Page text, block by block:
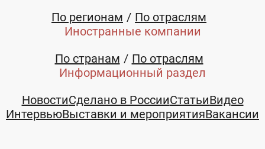
По регионам
По отраслям
Иностранные компании
По странам
По отраслям
Информационный раздел
НовостиСделано в РоссииСтатьиВидео
ИнтервьюВыставки и мероприятияВакансии